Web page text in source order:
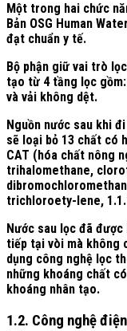
Một trong hai chức
Bản OSG Human
đạt chuẩn y tế.
Bộ phận giữ vai trò
tạo từ 4 tầng lọc
và vải không dệt.
Nguồn nước sau khi
sẽ loại bỏ 13 chất có
CAT (hóa chất nông
trihalomethane,
trichloroety-lene,
Nước sau lọc đã
tiếp tại vòi mà không
dụng công nghệ lọc
những khoáng chất
khoáng nhân tạo.
1.2. Công nghệ